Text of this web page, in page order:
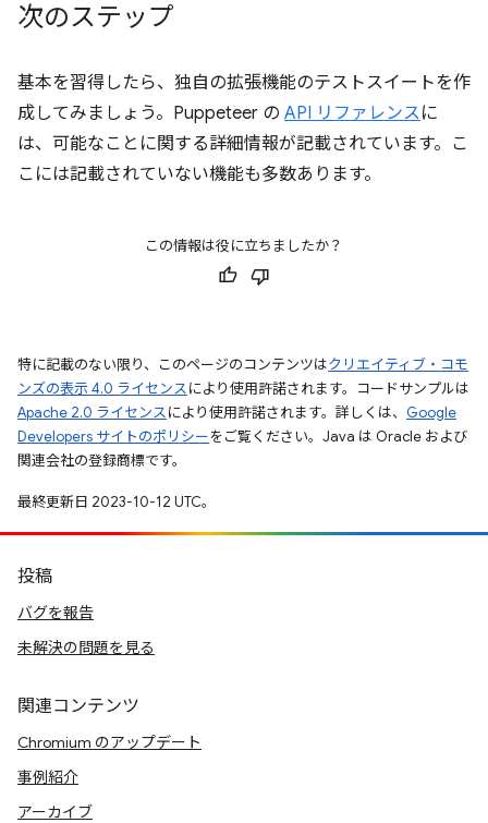
次のステップ
基本を習得したら、独自の拡張機能のテストスイートを作
成してみましょう。Puppeteer の API リファレンスに
は、可能なことに関する詳細情報が記載されています。こ
こには記載されていない機能も多数あります。
この情報は役に立ちましたか？
特に記載のない限り、このページのコンテンツはクリエイティブ・コモ
ンズの表示 4.0 ライセンスにより使用許諾されます。コードサンプルは
Apache 2.0 ライセンスにより使用許諾されます。詳しくは、 Google
Developers サイトのポリシーをご覧ください。Java は Oracle および
関連会社の登録商標です。
最終更新日 2023-10-12 UTC。
投稿
バグを報告
未解決の問題を見る
関連コンテンツ
Chromium のアップデート
事例紹介
アーカイブ